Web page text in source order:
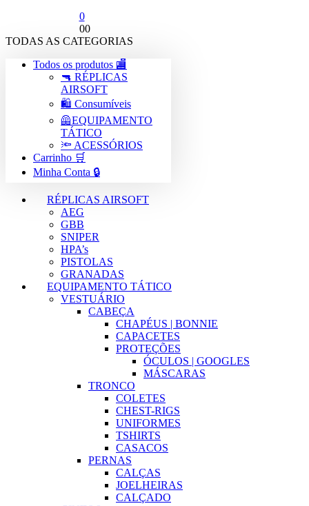
0
00
TODAS AS CATEGORIAS
Todos os produtos 🏬
🔫 RÉPLICAS
AIRSOFT
🛍️ Consumíveis
🦺EQUIPAMENTO
TÁTICO
🔦 ACESSÓRIOS
Carrinho 🛒
Minha Conta 🔒
RÉPLICAS AIRSOFT
AEG
GBB
SNIPER
HPA’s
PISTOLAS
GRANADAS
EQUIPAMENTO TÁTICO
VESTUÁRIO
CABEÇA
CHAPÉUS | BONNIE
CAPACETES
PROTEÇÕES
ÓCULOS | GOOGLES
MÁSCARAS
TRONCO
COLETES
CHEST-RIGS
UNIFORMES
TSHIRTS
CASACOS
PERNAS
CALÇAS
JOELHEIRAS
CALÇADO